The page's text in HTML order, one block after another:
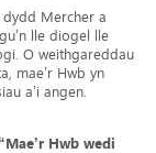
Mercher a
lle diogel lle
O weithgareddau
mae’r Hwb yn
a’i angen.
“Mae’r Hwb wedi